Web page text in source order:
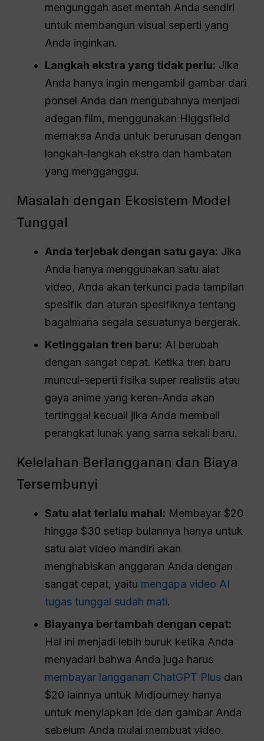
mengunggah aset mentah Anda sendiri
untuk membangun visual seperti yang
Anda inginkan.
Langkah ekstra yang tidak perlu: Jika
Anda hanya ingin mengambil gambar dari
ponsel Anda dan mengubahnya menjadi
adegan film, menggunakan Higgsfield
memaksa Anda untuk berurusan dengan
langkah-langkah ekstra dan hambatan
yang mengganggu.
Masalah dengan Ekosistem Model
Tunggal
Anda terjebak dengan satu gaya: Jika
Anda hanya menggunakan satu alat
video, Anda akan terkunci pada tampilan
spesifik dan aturan spesifiknya tentang
bagaimana segala sesuatunya bergerak.
Ketinggalan tren baru: AI berubah
dengan sangat cepat. Ketika tren baru
muncul-seperti fisika super realistis atau
gaya anime yang keren-Anda akan
tertinggal kecuali jika Anda membeli
perangkat lunak yang sama sekali baru.
Kelelahan Berlangganan dan Biaya
Tersembunyi
Satu alat terlalu mahal: Membayar $20
hingga $30 setiap bulannya hanya untuk
satu alat video mandiri akan
menghabiskan anggaran Anda dengan
sangat cepat, yaitu mengapa video AI
tugas tunggal sudah mati.
Biayanya bertambah dengan cepat:
Hal ini menjadi lebih buruk ketika Anda
menyadari bahwa Anda juga harus
membayar langganan ChatGPT Plus dan
$20 lainnya untuk Midjourney hanya
untuk menyiapkan ide dan gambar Anda
sebelum Anda mulai membuat video.